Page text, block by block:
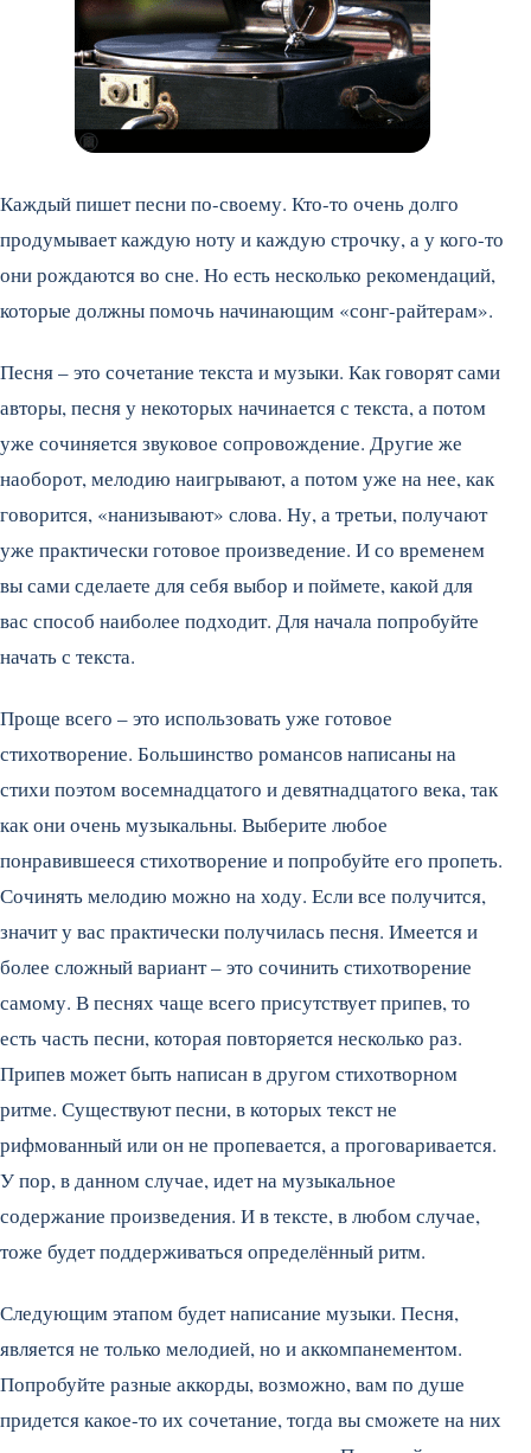
Каждый пишет песни по-своему. Кто-то очень долго
продумывает каждую ноту и каждую строчку, а у кого-то
они рождаются во сне. Но есть несколько рекомендаций,
которые должны помочь начинающим «сонг-райтерам».
Песня – это сочетание текста и музыки. Как говорят сами
авторы, песня у некоторых начинается с текста, а потом
уже сочиняется звуковое сопровождение. Другие же
наоборот, мелодию наигрывают, а потом уже на нее, как
говорится, «нанизывают» слова. Ну, а третьи, получают
уже практически готовое произведение. И со временем
вы сами сделаете для себя выбор и поймете, какой для
вас способ наиболее подходит. Для начала попробуйте
начать с текста.
Проще всего – это использовать уже готовое
стихотворение. Большинство романсов написаны на
стихи поэтом восемнадцатого и девятнадцатого века, так
как они очень музыкальны. Выберите любое
понравившееся стихотворение и попробуйте его пропеть.
Сочинять мелодию можно на ходу. Если все получится,
значит у вас практически получилась песня. Имеется и
более сложный вариант – это сочинить стихотворение
самому. В песнях чаще всего присутствует припев, то
есть часть песни, которая повторяется несколько раз.
Припев может быть написан в другом стихотворном
ритме. Существуют песни, в которых текст не
рифмованный или он не пропевается, а проговаривается.
У пор, в данном случае, идет на музыкальное
содержание произведения. И в тексте, в любом случае,
тоже будет поддерживаться определённый ритм.
Следующим этапом будет написание музыки. Песня,
является не только мелодией, но и аккомпанементом.
Попробуйте разные аккорды, возможно, вам по душе
придется какое-то их сочетание, тогда вы сможете на них